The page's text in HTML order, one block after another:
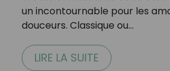
un incontournable pour les
douceurs. Classique ou…
LIRE LA SUITE